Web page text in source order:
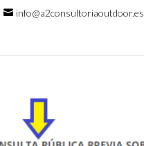
info@a2consultoriaoutdoor.es